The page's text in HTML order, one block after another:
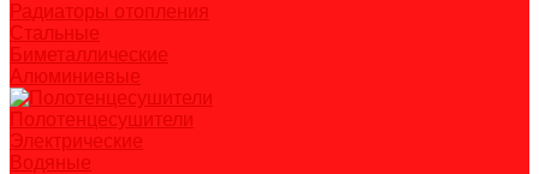
Радиаторы отопления
Стальные
Биметаллические
Алюминиевые
Полотенцесушители
Электрические
Водяные